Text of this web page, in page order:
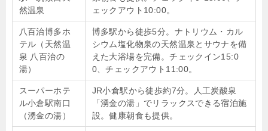
然温泉
ェックアウト10:00。
八百治博多ホ
テル（天然温
泉 八百治の
湯）
博多駅から徒歩5分。ナトリウム・カル
シウム塩化物泉の天然温泉とサウナを備
えた大浴場を完備。チェックイン15:0
0、チェックアウト11:00。
スーパーホテ
ル小倉駅南口
（湧金の湯）
JR小倉駅から徒歩約7分。人工炭酸泉
「湧金の湯」でリラックスできる宿泊施
設。健康朝食も提供。